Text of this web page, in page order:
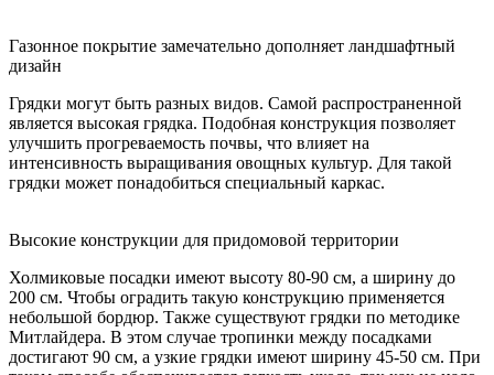
Газонное покрытие замечательно дополняет ландшафтный
дизайн
Грядки могут быть разных видов. Самой распространенной
является высокая грядка. Подобная конструкция позволяет
улучшить прогреваемость почвы, что влияет на
интенсивность выращивания овощных культур. Для такой
грядки может понадобиться специальный каркас.
Высокие конструкции для придомовой территории
Холмиковые посадки имеют высоту 80-90 см, а ширину до
200 см. Чтобы оградить такую конструкцию применяется
небольшой бордюр. Также существуют грядки по методике
Митлайдера. В этом случае тропинки между посадками
достигают 90 см, а узкие грядки имеют ширину 45-50 см. При